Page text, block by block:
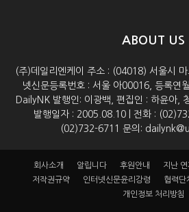
ABOUT US
(주)데일리엔케이 주소 : (04018) 서울시
넷신문등록번호 : 서울 아00016, 등록연
DailyNK 발행인: 이광백, 편집인 : 하윤아,
발행일자 : 2005.08.10 | 전화 :
(02)732-6711 문의:
회사소개 알립니다 후원안내 지난
저작권규약
인터넷신문윤리강령 협력단
개인정보 처리방침